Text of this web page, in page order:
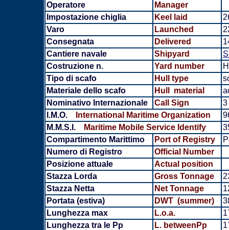
Operatore
Manager
Impostazione chiglia
Keel laid
Varo
Launched
Consegnata
Delivered
Cantiere navale
Shipyard
Costruzione n.
Yard number
Tipo di scafo
Hull type
Materiale dello scafo
Hull material
Nominativo Internazionale
Call Sign
3
I.M.O.
International Maritime Organization
M.M.S.I.
Maritime Mobile Service Identify
Compartimento Marittimo
Port of Registry
Numero di Registro
Official Number
Posizione attuale
Actual position
Stazza Lorda
Gross Tonnage
Stazza Netta
Net Tonnage
Portata (estiva)
DWT (summer)
Lunghezza max
L.o.a.
Lunghezza tra le Pp
L. betweenPp